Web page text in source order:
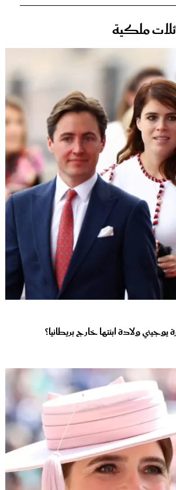
ملكية
يوجيني ولادة ابنتها خارج بريطانيا؟